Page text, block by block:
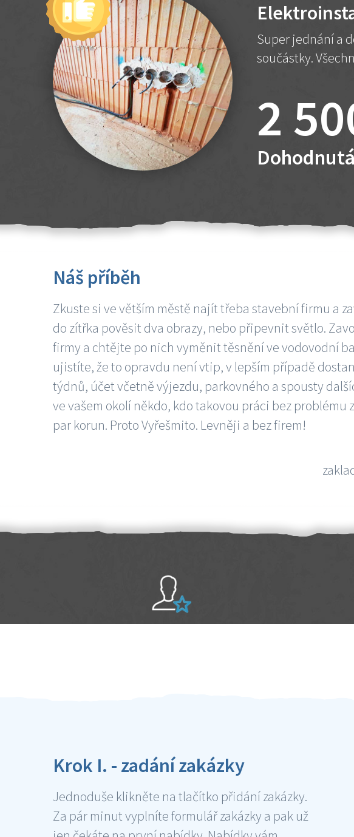
Super jednání a
součástky.
2
Náš příběh
Zkuste si ve větším městě najít třeba stavební firmu a
do zítřka pověsit dva obrazy, nebo připevnit světlo.
firmy a chtějte po nich vyměnit těsnění ve vodovodní
ujistíte, že to opravdu není vtip, v lepším případě
týdnů, účet včetně výjezdu, parkovného a spousty
ve vašem okolí někdo, kdo takovou práci bez problému
par korun. Proto Vyřešmito. Levněji a bez firem!
Krok I. - zadání zakázky
Jednoduše klikněte na tlačítko přidání zakázky.
Za pár minut vyplníte formulář zakázky a pak už